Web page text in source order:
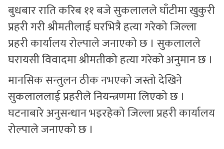
बुधबार राति करिब ११ बजे सुकलालले घाँटीमा खुकुरी
प्रहरी गरी श्रीमतीलाई घरभित्रै हत्या गरेको जिल्ला
प्रहरी कार्यालय रोल्पाले जनाएको छ । सुकलालले
घरायसी विवादमा श्रीमतीको हत्या गरेको अनुमान छ ।
मानसिक सन्तुलन ठीक नभएको जस्तो देखिने
सुकलाललाई प्रहरीले नियन्त्रणमा लिएको छ ।
घटनाबारे अनुसन्धान भइरहेको जिल्ला प्रहरी कार्यालय
रोल्पाले जनाएको छ ।